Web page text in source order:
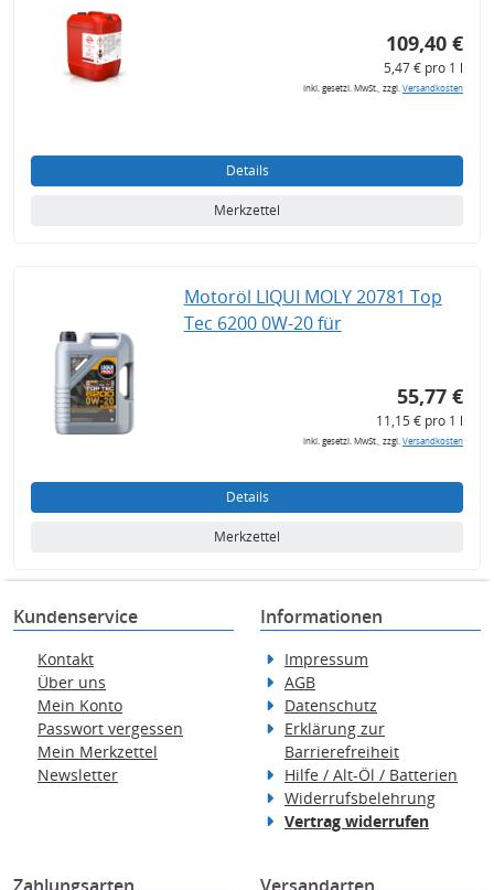
109,40 €
5,47 € pro 1 l
inkl. gesetzl. MwSt., zzgl.Versandkosten
Details
Merkzettel
Motoröl LIQUI MOLY 20781 Top
Tec 6200 0W-20 für
55,77 €
11,15 € pro 1 l
inkl. gesetzl. MwSt., zzgl.Versandkosten
Details
Merkzettel
Kundenservice
Kontakt
Über uns
Mein Konto
Passwort vergessen
Mein Merkzettel
Newsletter
Informationen
Impressum
AGB
Datenschutz
Erklärung zur
Barrierefreiheit
Hilfe / Alt-Öl / Batterien
Widerrufsbelehrung
Vertrag widerrufen